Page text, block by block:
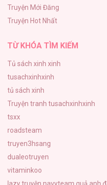
Liveta
72
Truyện Mới Đăng
Truyện Hot Nhất
TỪ KHÓA TÌM KIẾM
Tủ sách xinh xinh
tusachxinhxinh
tủ sách xinh
Truyện tranh tusachxinhxinh
tsxx
roadsteam
truyen3hsang
dualeotruyen
vitaminkoo